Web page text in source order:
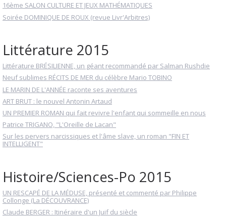
16ème SALON CULTURE ET JEUX MATHÉMATIQUES
Soirée DOMINIQUE DE ROUX (revue Livr'Arbitres)
Littérature 2015
Littérature BRÉSILIENNE, un géant recommandé par Salman Rushdie
Neuf sublimes RÉCITS DE MER du célèbre Mario TOBINO
LE MARIN DE L'ANNÉE raconte ses aventures
ART BRUT : le nouvel Antonin Artaud
UN PREMIER ROMAN qui fait revivre l'enfant qui sommeille en nous
Patrice TRIGANO, "L'Oreille de Lacan"
Sur les pervers narcissiques et l'âme slave, un roman "FIN ET
INTELLIGENT"
Histoire/Sciences-Po 2015
UN RESCAPÉ DE LA MÉDUSE, présenté et commenté par Philippe
Collonge (La DÉCOUVRANCE)
Claude BERGER : Itinéraire d'un Juif du siècle